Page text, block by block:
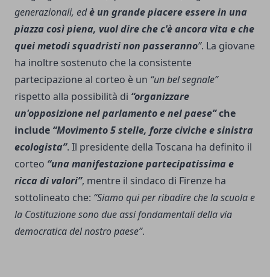
generazionali, edè un grande piacere essere in una
piazza così piena, vuol dire che c'è ancora vita e che
quei metodi squadristi non passeranno”. La giovane
ha inoltre sostenuto che la consistente
partecipazione al corteo è un “un bel segnale”
rispetto alla possibilità di “organizzare
un'opposizione nel parlamento e nel paese”che
include “Movimento 5 stelle, forze civiche e sinistra
ecologista”. Il presidente della Toscana ha definito il
corteo “una manifestazione partecipatissima e
ricca di valori”, mentre il sindaco di Firenze ha
sottolineato che: “Siamo qui per ribadire che la scuola e
la Costituzione sono due assi fondamentali della via
democratica del nostro paese”.